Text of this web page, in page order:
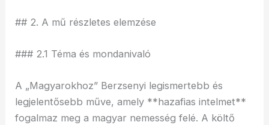
## 2. A mű részletes elemzése
### 2.1 Téma és mondanivaló
A „Magyarokhoz” Berzsenyi legismertebb és
legjelentősebb műve, amely **hazafias intelmet**
fogalmaz meg a magyar nemesség felé. A költő